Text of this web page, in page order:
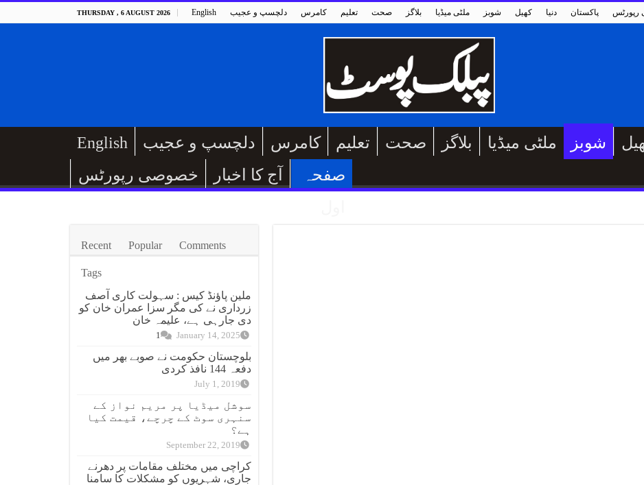
THURSDAY , 6 AUGUST 2026 English دلچسپ و عجیب کامرس تعلیم صحت بلاگز ملٹی میڈیا شوبز کھیل دنیا پاکستان
English دلچسپ و عجیب کامرس تعلیم صحت بلاگز ملٹی میڈیا شوبز
خصوصی رپورٹس
آج کا اخبار
صفحہ
Recent Popular Comments
Tags
ملین پاؤنڈ کیس : سہولت کاری آصف
زرداری نے کی مگر سزا عمران خان کو
دی جارہی ہے، علیمہ خان
January 14, 2025
1
بلوچستان حکومت نے صوبے بھر میں
دفعہ 144 نافذ کردی
July 1, 2019
سوشل میڈیا پر مریم نواز کے
سنہری سوٹ کے چرچے، قیمت کیا
ہے؟
September 22, 2019
کراچی میں مختلف مقامات پر دھرنے
جاری، شہریوں کو مشکلات کا سامنا